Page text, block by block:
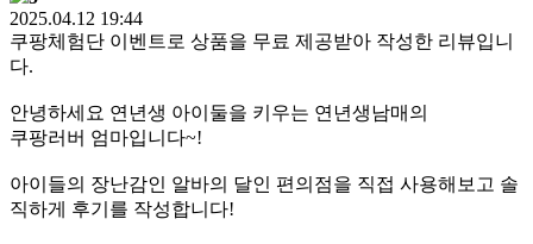
2025.04.12 19:44
쿠팡체험단 이벤트로 상품을 무료 제공받아 작성한 리뷰입니
다.
안녕하세요 연년생 아이둘을 키우는 연년생남매의
쿠팡러버 엄마입니다~!
아이들의 장난감인 알바의 달인 편의점을 직접 사용해보고 솔
직하게 후기를 작성합니다!